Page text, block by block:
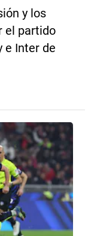
y los
el partido
e Inter de